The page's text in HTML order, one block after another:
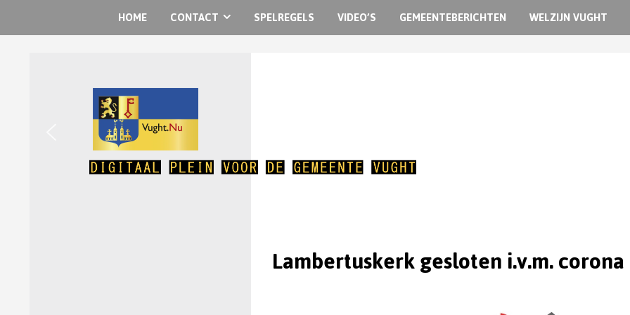
HOME CONTACT SPELREGELS VIDEO’S GEMEENTEBERICHTEN WELZIJN VUGHT
Lambertuskerk gesloten i.v.m. corona